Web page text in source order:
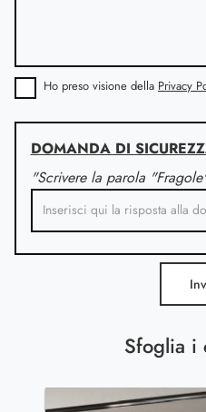
Sfoglia i
Ho preso visione della Privacy
DOMANDA DI
"Scrivere la parola